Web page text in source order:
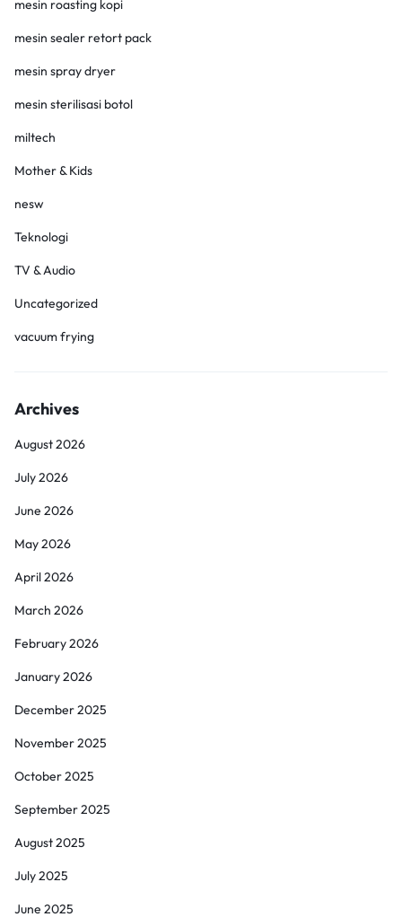
mesin roasting kopi
mesin sealer retort pack
mesin spray dryer
mesin sterilisasi botol
miltech
Mother & Kids
nesw
Teknologi
TV & Audio
Uncategorized
vacuum frying
Archives
August 2026
July 2026
June 2026
May 2026
April 2026
March 2026
February 2026
January 2026
December 2025
November 2025
October 2025
September 2025
August 2025
July 2025
June 2025